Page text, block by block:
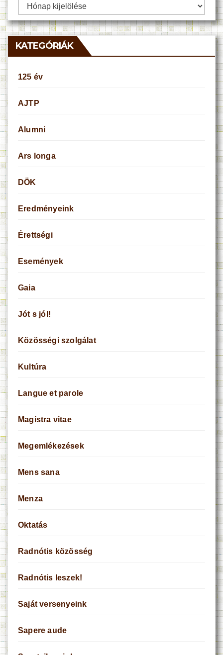
Archívum
KATEGÓRIÁK
125 év
AJTP
Alumni
Ars longa
DÖK
Eredményeink
Érettségi
Események
Gaia
Jót s jól!
Közösségi szolgálat
Kultúra
Langue et parole
Magistra vitae
Megemlékezések
Mens sana
Menza
Oktatás
Radnótis közösség
Radnótis leszek!
Saját versenyeink
Sapere aude